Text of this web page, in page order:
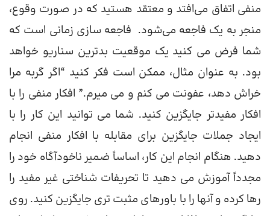
منفی اتفاق می‌افتد و معتقد هستید که در صورت وقوع،
منجر به یک فاجعه می‌شود. فاجعه سازی زمانی است که
شما فرض می کنید یک موقعیت بدترین سناریو خواهد
بود. به عنوان مثال، ممکن است فکر کنید “اگر گربه مرا
خراش دهد، عفونت می کنم و می میرم.” افکار منفی را با
افکار مفیدتر جایگزین کنید. شما می توانید این کار را با
ایجاد جملات جایگزین برای مقابله با افکار منفی انجام
دهید. هنگام انجام این کار، اساساً ضمیر ناخودآگاه خود را
مجدداً آموزش می دهید تا تحریفات شناختی غیر مفید را
رها کرده و آنها را با باورهای مثبت تری جایگزین کنید. روی